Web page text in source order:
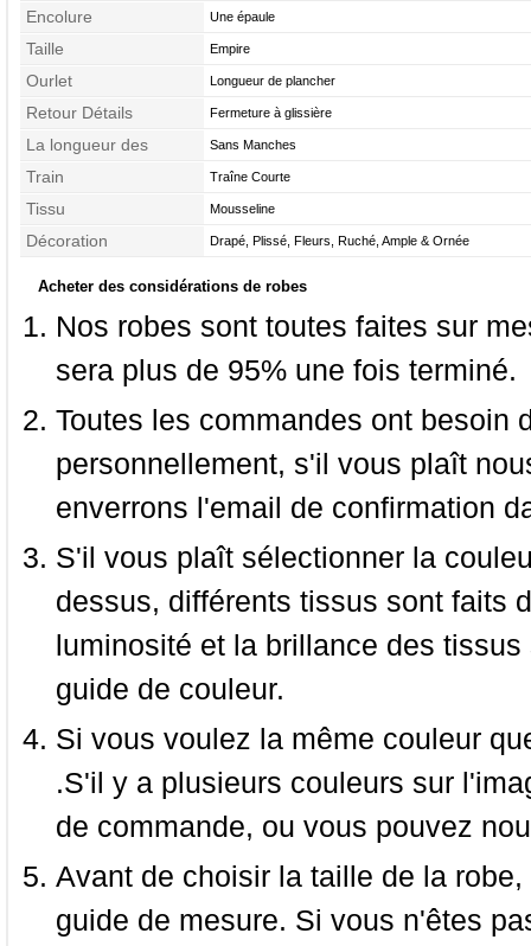
Encolure Une épaule
Taille Empire
Ourlet Longueur de plancher
Retour Détails Fermeture à glissière
La longueur des
manches
Sans Manches
Train Traîne Courte
Tissu Mousseline
Décoration Drapé, Plissé, Fleurs, Ruché, Ample & Ornée
Acheter des considérations de robes
Nos robes sont toutes faites sur
sera plus de 95% une fois terminé.
Toutes les commandes ont besoin
personnellement, s'il vous plaît
enverrons l'email de confirmation
S'il vous plaît sélectionner la
dessus, différents tissus sont faits
luminosité et la brillance des
guide de couleur.
Si vous voulez la même couleur
.S'il y a plusieurs couleurs sur
de commande, ou vous pouvez
Avant de choisir la taille de la
guide de mesure. Si vous n'êtes